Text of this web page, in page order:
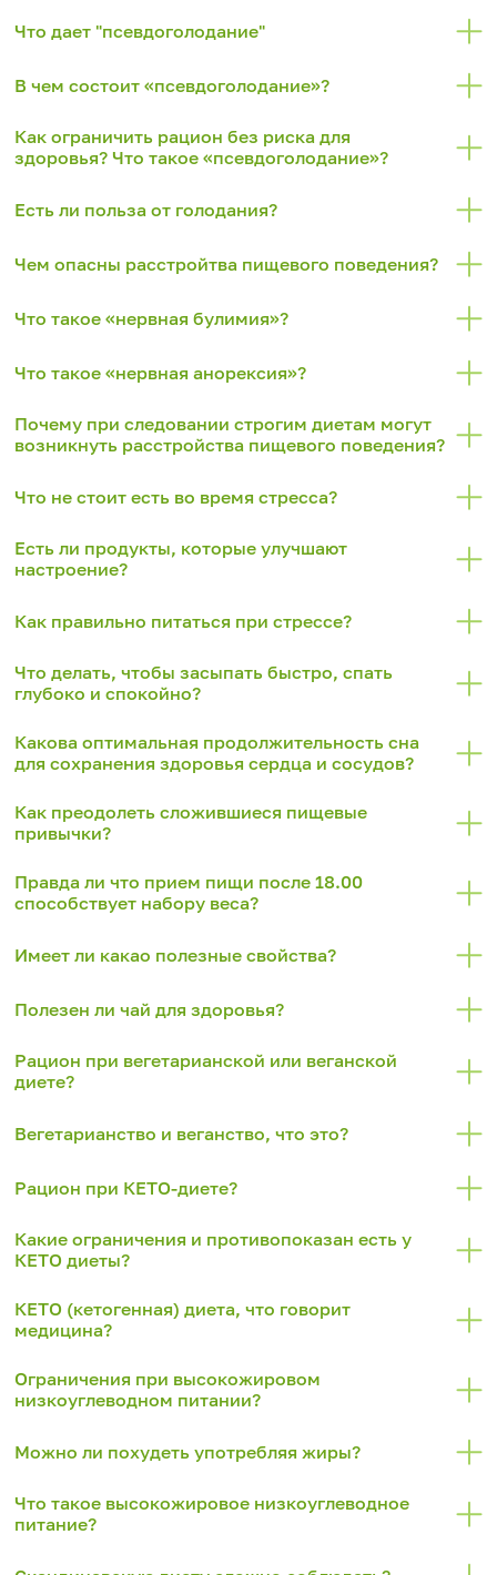
Что дает "псевдоголодание"
В чем состоит «псевдоголодание»?
Как ограничить рацион без риска для
здоровья? Что такое «псевдоголодание»?
Есть ли польза от голодания?
Чем опасны расстройтва пищевого поведения?
Что такое «нервная булимия»?
Что такое «нервная анорексия»?
Почему при следовании строгим диетам могут
возникнуть расстройства пищевого поведения?
Что не стоит есть во время стресса?
Есть ли продукты, которые улучшают
настроение?
Как правильно питаться при стрессе?
Что делать, чтобы засыпать быстро, спать
глубоко и спокойно?
Какова оптимальная продолжительность сна
для сохранения здоровья сердца и сосудов?
Как преодолеть сложившиеся пищевые
привычки?
Правда ли что прием пищи после 18.00
способствует набору веса?
Имеет ли какао полезные свойства?
Полезен ли чай для здоровья?
Рацион при вегетарианской или веганской
диете?
Вегетарианство и веганство, что это?
Рацион при КЕТО-диете?
Какие ограничения и противопоказан есть у
КЕТО диеты?
КЕТО (кетогенная) диета, что говорит
медицина?
Ограничения при высокожировом
низкоуглеводном питании?
Можно ли похудеть употребляя жиры?
Что такое высокожировое низкоуглеводное
питание?